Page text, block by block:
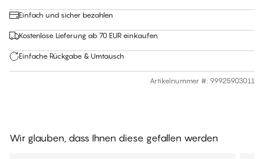
Einfach und sicher bezahlen
Kostenlose Lieferung ab 70 EUR einkaufen
Einfache Rückgabe & Umtausch
Artikelnummer #: 99925903011
Wir glauben, dass Ihnen diese gefallen werden